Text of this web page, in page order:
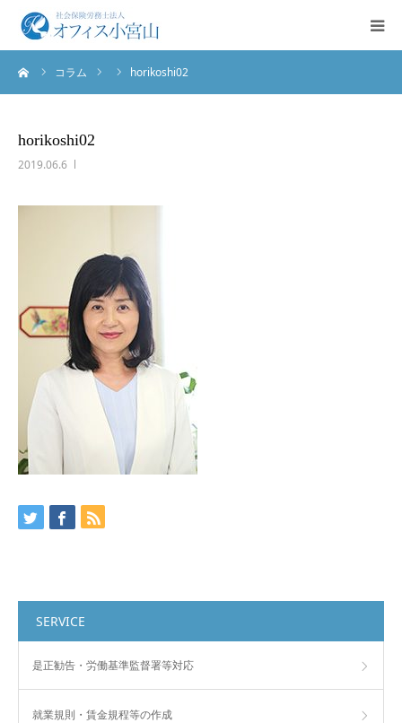
コラム horikoshi02
horikoshi02
2019.06.6
SERVICE
是正勧告・労働基準監督署等対応
就業規則・賃金規程等の作成
ご挨拶
お問合せ
English